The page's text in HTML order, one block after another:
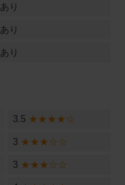
あり
あり
あり
3.5 ★★★★☆
3 ★★★☆☆
3 ★★★☆☆